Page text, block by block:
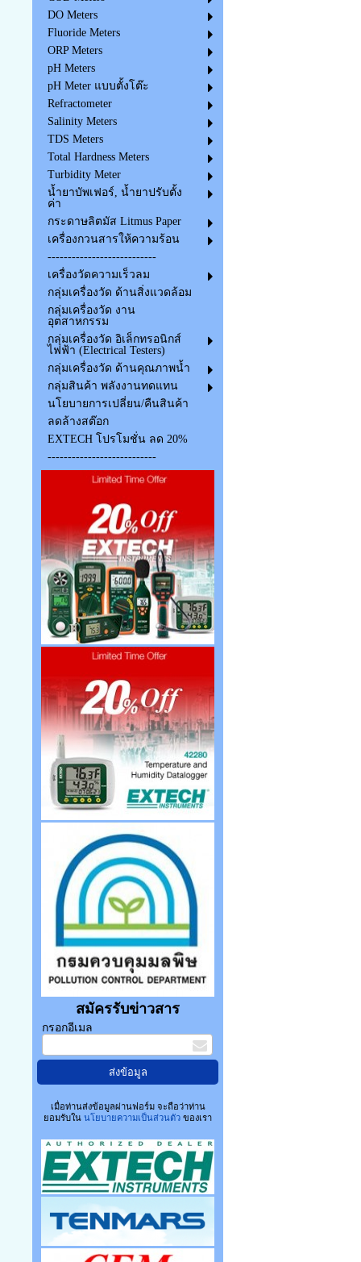
DO Meters
Fluoride Meters
ORP Meters
pH Meters
pH Meter แบบตั้งโต๊ะ
Refractometer
Salinity Meters
TDS Meters
Total Hardness Meters
Turbidity Meter
น้ำยาบัพเฟอร์, น้ำยาปรับตั้ง
ค่า
กระดาษลิตมัส Litmus Paper
เครื่องกวนสารให้ความร้อน
---------------------------
เครื่องวัดความเร็วลม
กลุ่มเครื่องวัด ด้านสิ่งแวดล้อม
กลุ่มเครื่องวัด งาน
อุตสาหกรรม
กลุ่มเครื่องวัด อิเล็กทรอนิกส์
ไฟฟ้า (Electrical Testers)
กลุ่มเครื่องวัด ด้านคุณภาพน้ำ
กลุ่มสินค้า พลังงานทดแทน
นโยบายการเปลี่ยน/คืนสินค้า
ลดล้างสต๊อก
EXTECH โปรโมชั่น ลด 20%
---------------------------
สมัครรับข่าวสาร
กรอกอีเมล
เมื่อท่านส่งข้อมูลผ่านฟอร์ม จะถือว่าท่าน
ยอมรับใน นโยบายความเป็นส่วนตัวของเรา